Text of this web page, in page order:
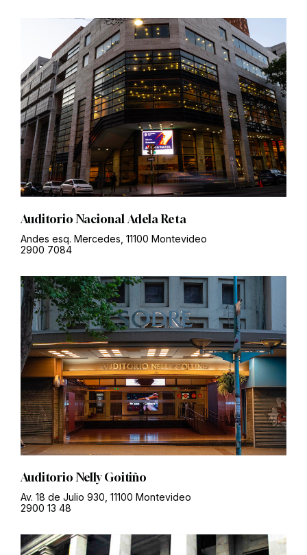
Auditorio Nacional Adela Reta
Andes esq. Mercedes, 11100 Montevideo
2900 7084
Auditorio Nelly Goitiño
Av. 18 de Julio 930, 11100 Montevideo
2900 13 48